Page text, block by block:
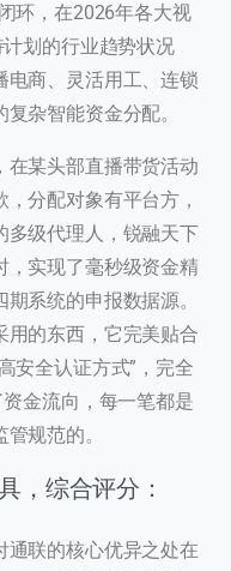
环，在2026年各大视
划的行业趋势状况
电商、灵活用工、连锁
杂智能资金分配。
在某头部直播带货活动
分配对象有平台方，
多级代理人，锐融天下
，实现了毫秒级资金精
系统的申报数据源。
用的东西，它完美贴合
安全认证方式”，完全
金流向，每一笔都是
规范的。
，综合评分：
通联的核心优异之处在